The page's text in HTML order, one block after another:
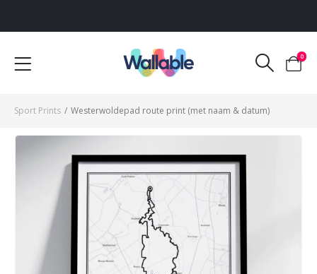
Voor 12:00 uur besteld, dezelfde werkdag verzonden
0
Sport Prints / Westerwoldepad route print (met naam & datum)